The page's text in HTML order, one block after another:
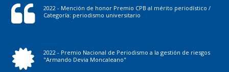
2022 - Mención de honor Premio CPB al mérito periodístico /
Categoría: periodismo universitario
2022 - Premio Nacional de Periodismo a la gestión de riesgos
"Armando Devia Moncaleano"